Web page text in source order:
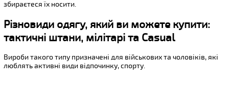
збираєтеся їх носити.
Різновиди одягу, який ви можете купити:
тактичні штани, мілітарі та Casual
Вироби такого типу призначені для військових та чоловіків, які
люблять активні види відпочинку, спорту.